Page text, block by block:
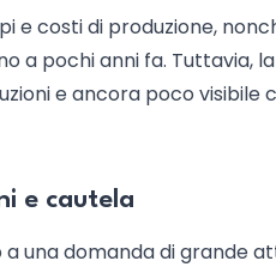
costi di produzione,
a pochi anni fa. Tuttavia,
e ancora poco visibile
e cautela
una domanda di grande